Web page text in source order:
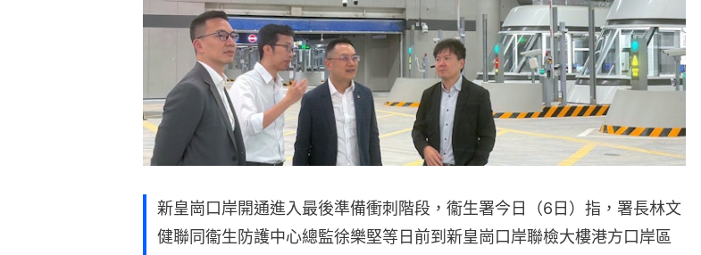
新皇崗口岸開通進入最後準備衝刺階段，衞生署今日（6日）指，署長林文
健聯同衞生防護中心總監徐樂堅等日前到新皇崗口岸聯檢大樓港方口岸區